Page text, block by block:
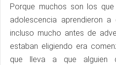
Porque muchos son los
adolescencia aprendieron a
incluso mucho antes de
estaban eligiendo era
que lleva a que alguien